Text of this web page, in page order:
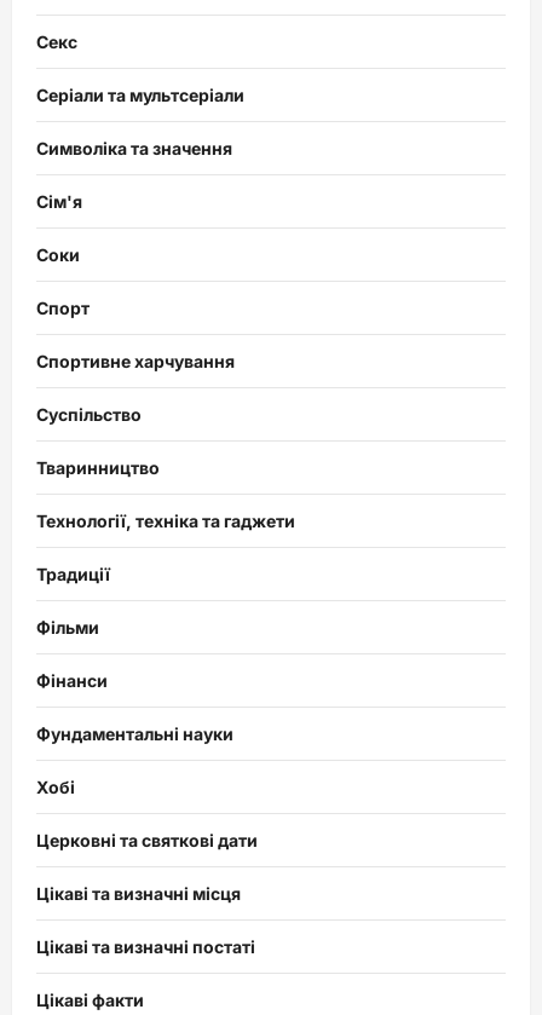
Секс
Серіали та мультсеріали
Символіка та значення
Сім'я
Соки
Спорт
Спортивне харчування
Суспільство
Тваринництво
Технології, техніка та гаджети
Традиції
Фільми
Фінанси
Фундаментальні науки
Хобі
Церковні та святкові дати
Цікаві та визначні місця
Цікаві та визначні постаті
Цікаві факти